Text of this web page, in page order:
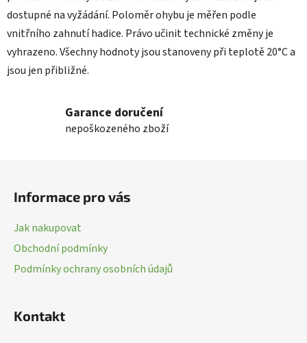
dostupné na vyžádání. Poloměr ohybu je měřen podle
vnitřního zahnutí hadice. Právo učinit technické změny je
vyhrazeno. Všechny hodnoty jsou stanoveny při teplotě 20°C a
jsou jen přibližné.
Garance doručení
nepoškozeného zboží
Informace pro vás
Jak nakupovat
Obchodní podmínky
Podmínky ochrany osobních údajů
Kontakt